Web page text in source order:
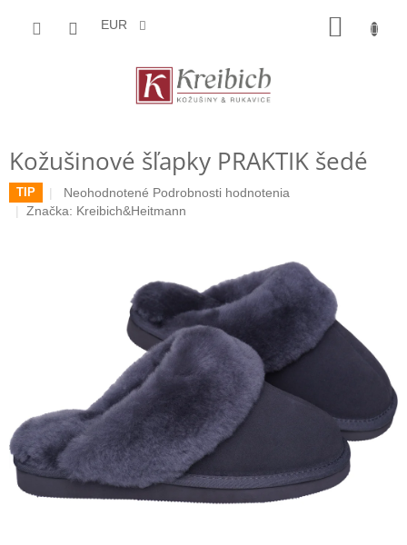
EUR
Kožušinové šľapky PRAKTIK šedé
TIP
Priemerné
hodnotenie
Neohodnotené Podrobnosti hodnotenia
Značka: Kreibich&Heitmann